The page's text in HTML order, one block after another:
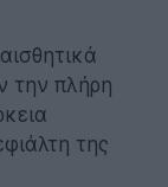
την πλήρη
της